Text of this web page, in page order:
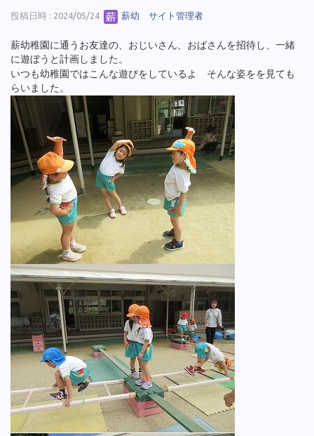
投稿日時 : 2024/05/24 薪幼 サイト管理者
薪幼稚園に通うお友達の、おじいさん、おばさんを招待し、一緒
に遊ぼうと計画しました。
いつも幼稚園ではこんな遊びをしているよ そんな姿をを見ても
らいました。